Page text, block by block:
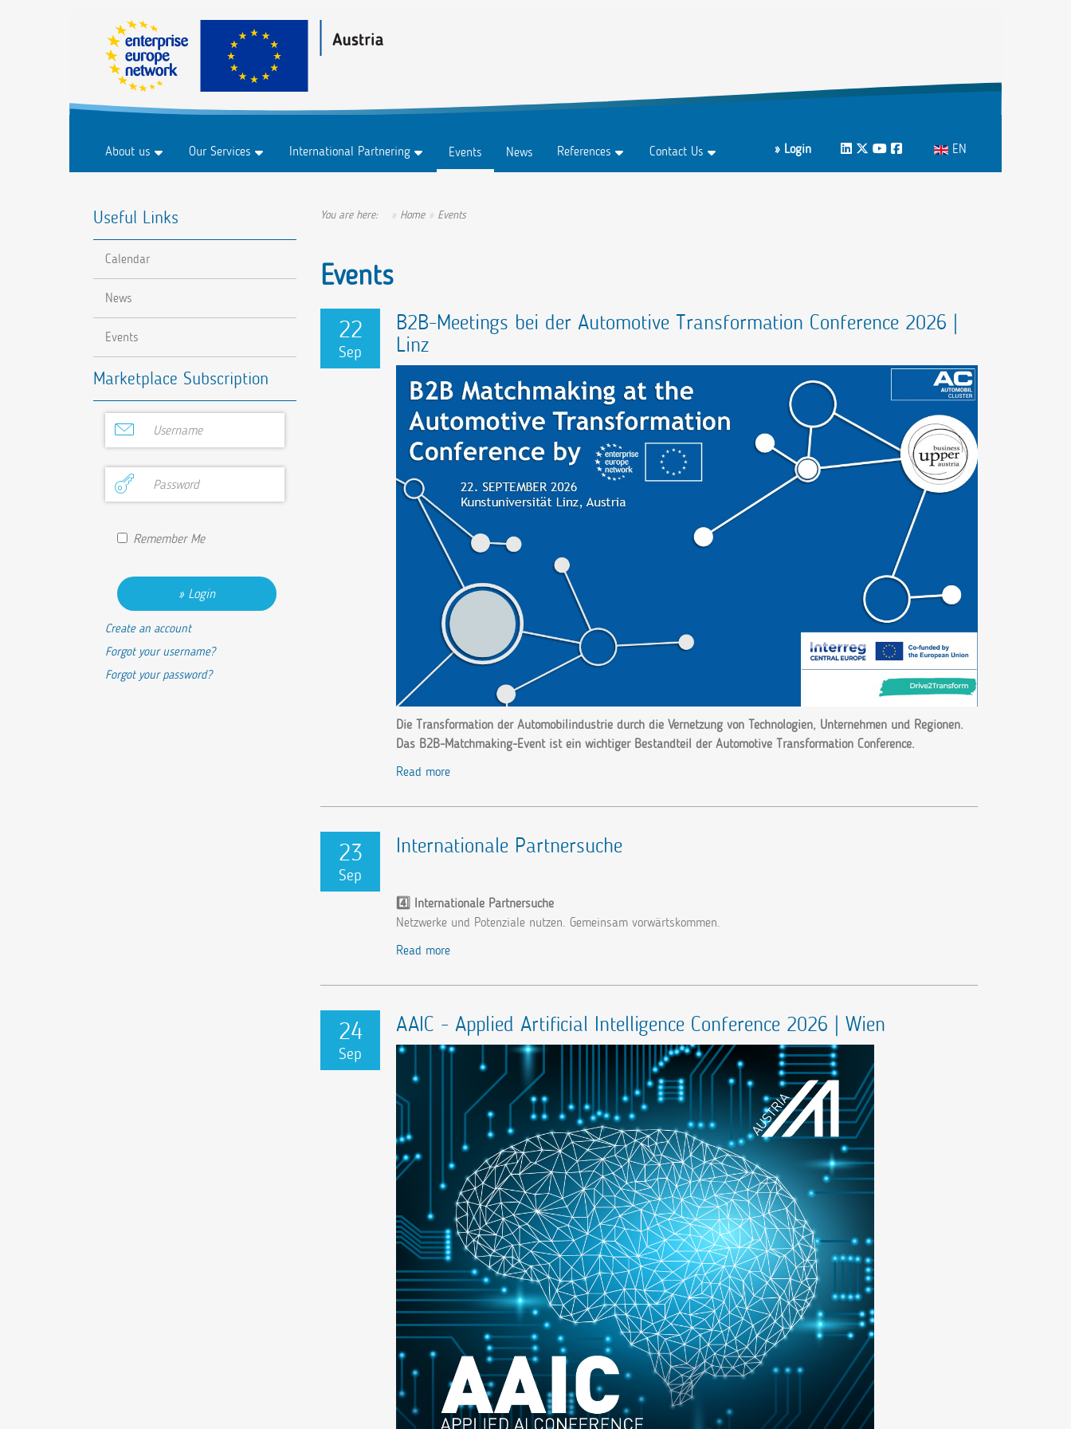
About us
FAQ
Our Services
Research & Development
International Partnering
Marketplace Subscription
Events
Events News References Contact Us LinkedIn
Twitter
Youtube
Facebook
» Login
Select your language
EN
You are here: Home Events
Events
22
Sep
B2B-Meetings bei der Automotive Transformation Conference 2026 |
Linz
Die Transformation der Automobilindustrie durch die Vernetzung von Technologien, Unternehmen und Regionen.
Das B2B-Matchmaking-Event ist ein wichtiger Bestandteil der Automotive Transformation Conference.
Read more
23
Sep
Internationale Partnersuche
4️⃣ Internationale Partnersuche
Netzwerke und Potenziale nutzen. Gemeinsam vorwärtskommen.
Read more
24
Sep
AAIC - Applied Artificial Intelligence Conference 2026 | Wien
Useful Links
Calendar
News
Events
Marketplace Subscription
Remember Me
Login
Create an account
Forgot your username?
Forgot your password?